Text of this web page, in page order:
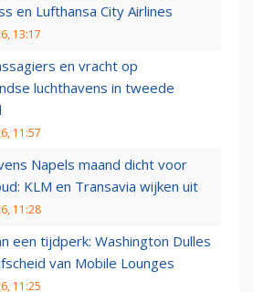
en Lufthansa City Airlines
13:17
en vracht op
luchthavens in tweede
11:57
Napels maand dicht voor
KLM en Transavia wijken uit
11:28
een tijdperk: Washington Dulles
van Mobile Lounges
11:25